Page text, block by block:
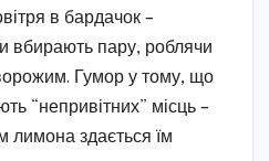
в бардачок –
вбирають пару, роблячи
Гумор у тому, що
“непривітних” місць –
лимона здається їм